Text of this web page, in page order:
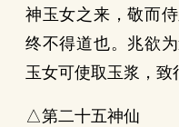
神玉女之来，敬而
终不得道也。兆欲
玉女可使取玉浆，致
△第二十五神仙